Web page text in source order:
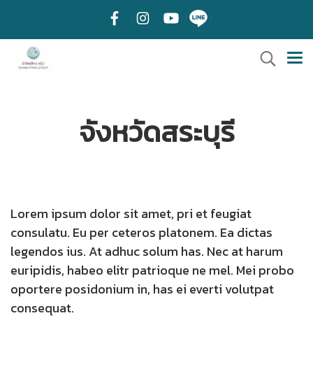
จังหวัดสระบุรี
Lorem ipsum dolor sit amet, pri et feugiat
consulatu. Eu per ceteros platonem. Ea dictas
legendos ius. At adhuc solum has. Nec at harum
euripidis, habeo elitr patrioque ne mel. Mei probo
oportere posidonium in, has ei everti volutpat
consequat.